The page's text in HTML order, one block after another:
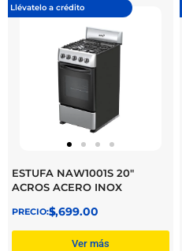
Llévatelo a crédito
ESTUFA NAW1001S 20″
ACROS ACERO INOX
$
5,699.00
Ver más